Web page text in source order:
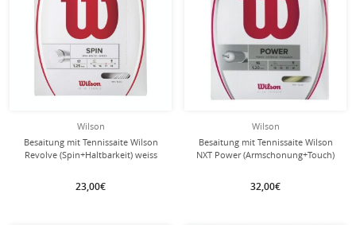
Wilson
Besaitung mit Tennissaite Wilson
Revolve (Spin+Haltbarkeit) weiss
23,00€
Wilson
Besaitung mit Tennissaite Wilson
NXT Power (Armschonung+Touch)
32,00€